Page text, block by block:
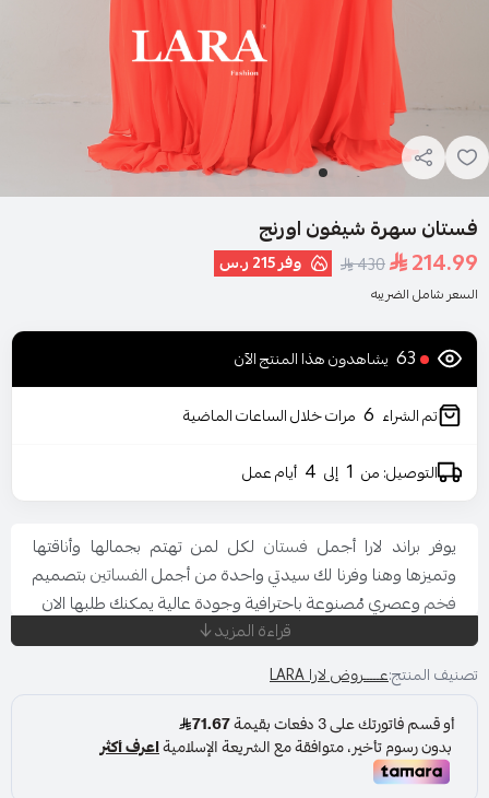
فستان سهرة شيفون اورنج
214.99
430 وفر215 ر.س
السعر شامل الضريبه
63 يشاهدون هذا المنتج الآن
تم الشراء 6 مرات خلال الساعات الماضية
التوصيل: من 1 إلى 4 أيام عمل
يوفر براند لارا أجمل فستان لكل لمن تهتم بجمالها وأناقتها
وتميزها وهنا وفرنا لك سيدتي واحدة من أجملالفساتينبتصميم
فخموعصري مُصنوعة باحترافية وجودة عالية يمكنك طلبها الان
المناسبة: حفل - خطوبة - زواج
المقاس : متعددة
قصة العنق : ٧
نوع القماش : شيفون
الاكمام : اكمام طويلة
قراءة المزيد
تصنيف المنتج:عـــــروض لارا LARA